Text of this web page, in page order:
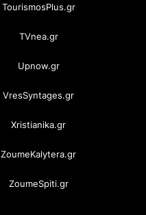
TourismosPlus.gr
TVnea.gr
Upnow.gr
VresSyntages.gr
Xristianika.gr
ZoumeKalytera.gr
ZoumeSpiti.gr